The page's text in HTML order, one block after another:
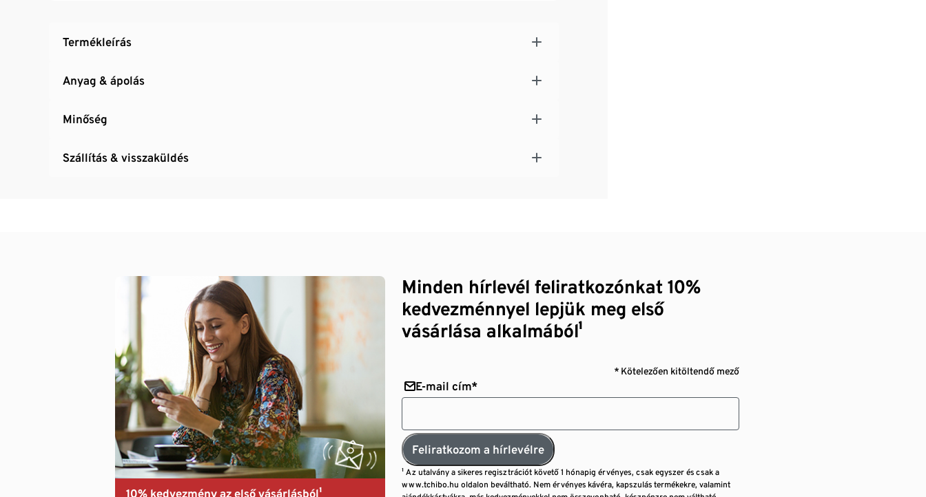
Termékleírás
Anyag & ápolás
Minőség
Szállítás & visszaküldés
10% kedvezmény az első vásárlásból¹
Minden hírlevél feliratkozónkat 10%
kedvezménnyel lepjük meg első
vásárlása alkalmából¹
* Kötelezően kitöltendő mező
E-mail cím*
Feliratkozom a hírlevélre
¹ Az utalvány a sikeres regisztrációt követő 1 hónapig érvényes, csak egyszer és csak a
www.tchibo.hu oldalon beváltható. Nem érvényes kávéra, kapszulás termékekre, valamint